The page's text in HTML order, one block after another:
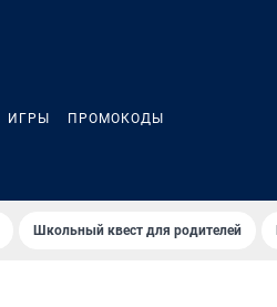
ИГРЫ ПРОМОКОДЫ
Школьный квест для родителей